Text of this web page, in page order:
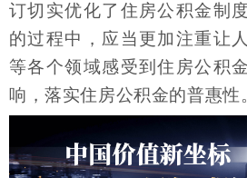
订切实优化了住房公积金制
的过程中，应当更加注重让
等各个领域感受到住房公积
响，落实住房公积金的普惠性